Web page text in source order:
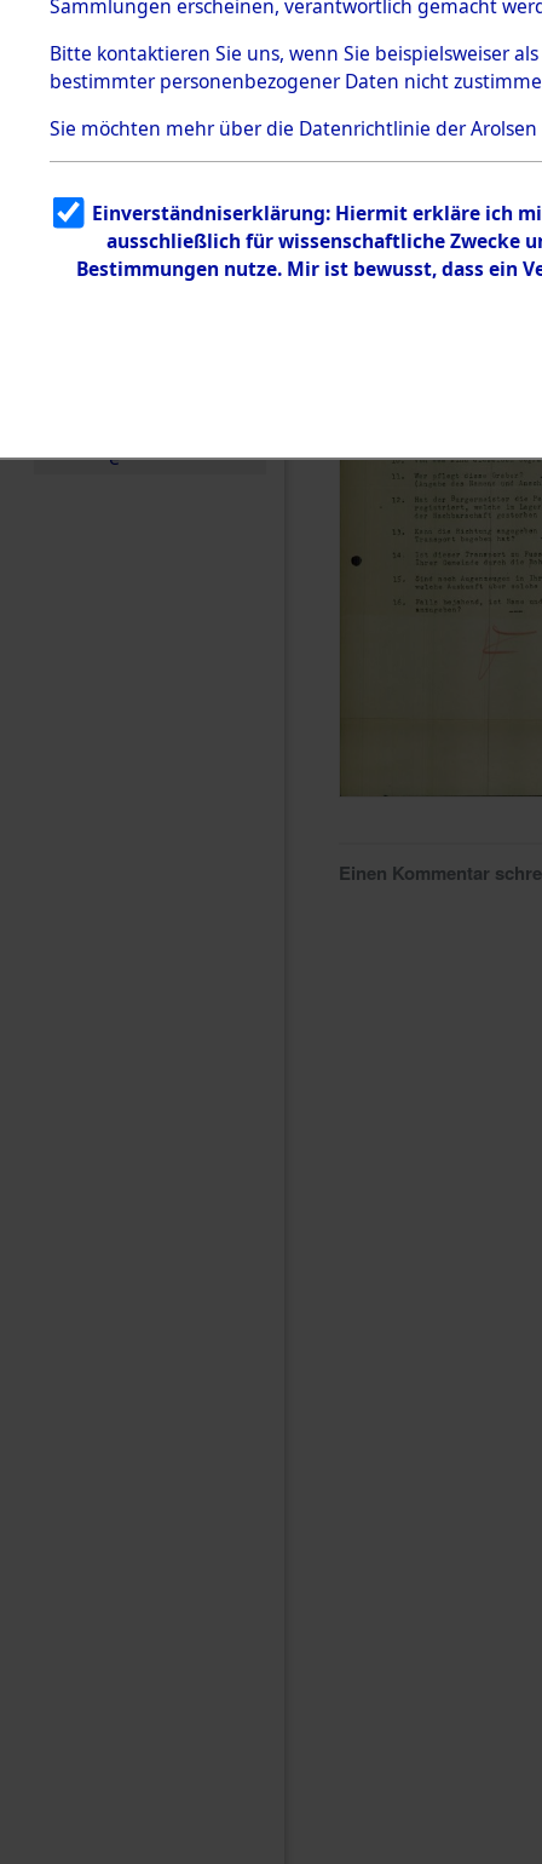
Todesmärsche
5.3.1 Alliierte
Erhebungen
zu
Todesmärsch
en
5.3.2
g
5.3.3
Todesmärsch
e
Ort ihrer
0003
Einen Kommentar
Sammlungen erscheinen, verantwortlich gemacht
Bitte kontaktieren Sie uns, wenn Sie beispielsweiser
bestimmter personenbezogener Daten nicht
Sie möchten mehr über die Datenrichtlinie der Arolsen
Einverständniserklärung: Hiermit erkläre ich
ausschließlich für wissenschaftliche Zwecke
Bestimmungen nutze. Mir ist bewusst, dass ein